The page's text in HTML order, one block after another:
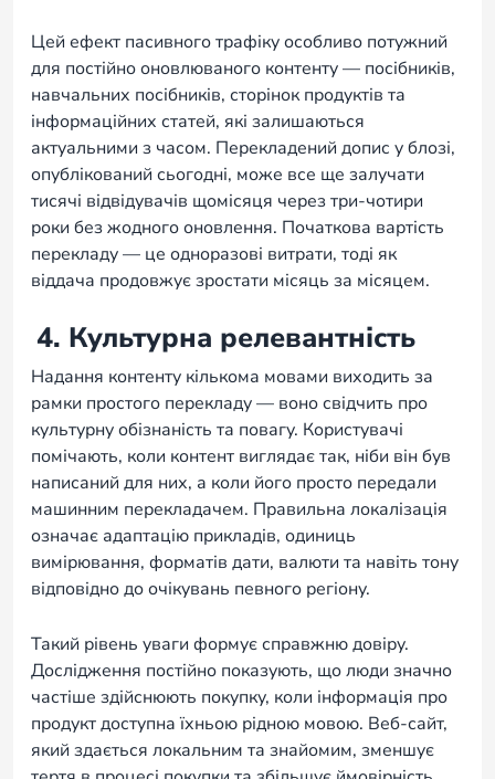
Цей ефект пасивного трафіку особливо потужний
для постійно оновлюваного контенту — посібників,
навчальних посібників, сторінок продуктів та
інформаційних статей, які залишаються
актуальними з часом. Перекладений допис у блозі,
опублікований сьогодні, може все ще залучати
тисячі відвідувачів щомісяця через три-чотири
роки без жодного оновлення. Початкова вартість
перекладу — це одноразові витрати, тоді як
віддача продовжує зростати місяць за місяцем.
4. Культурна релевантність
Надання контенту кількома мовами виходить за
рамки простого перекладу — воно свідчить про
культурну обізнаність та повагу. Користувачі
помічають, коли контент виглядає так, ніби він був
написаний для них, а коли його просто передали
машинним перекладачем. Правильна локалізація
означає адаптацію прикладів, одиниць
вимірювання, форматів дати, валюти та навіть тону
відповідно до очікувань певного регіону.
Такий рівень уваги формує справжню довіру.
Дослідження постійно показують, що люди значно
частіше здійснюють покупку, коли інформація про
продукт доступна їхньою рідною мовою. Веб-сайт,
який здається локальним та знайомим, зменшує